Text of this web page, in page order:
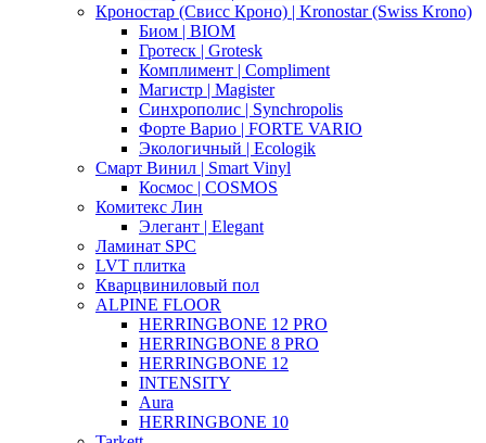
Кроностар (Свисс Кроно) | Kronostar (Swiss Krono)
Биом | BIOM
Гротеск | Grotesk
Комплимент | Compliment
Магистр | Magister
Синхрополис | Synchropolis
Форте Варио | FORTE VARIO
Экологичный | Ecologik
Смарт Винил | Smart Vinyl
Космос | COSMOS
Комитекс Лин
Элегант | Elegant
Ламинат SPC
LVT плитка
Кварцвиниловый пол
ALPINE FLOOR
HERRINGBONE 12 PRO
HERRINGBONE 8 PRO
HERRINGBONE 12
INTENSITY
Aura
HERRINGBONE 10